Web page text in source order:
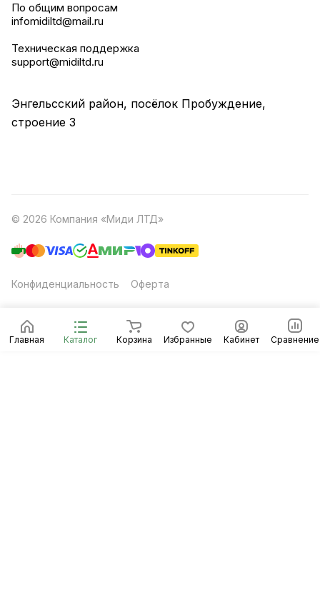
Главная Каталог Корзина Избранные Кабинет Сравнение
По общим вопросам
infomidiltd@mail.ru
Техническая поддержка
support@midiltd.ru
Энгельсский район, посёлок Пробуждение,
строение 3
© 2026 Компания «Миди ЛТД»
Конфиденциальность Оферта